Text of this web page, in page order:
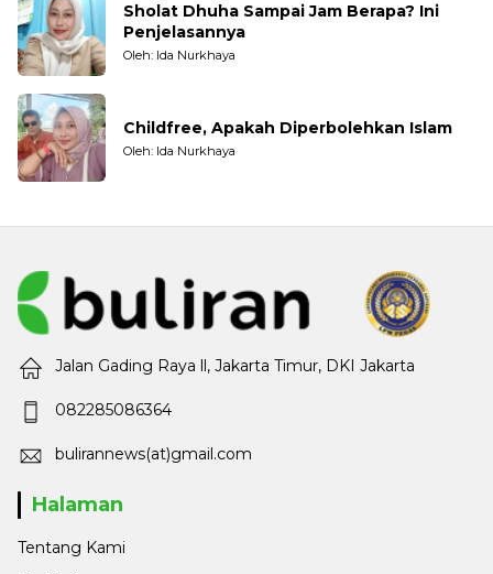
Sholat Dhuha Sampai Jam Berapa? Ini
Penjelasannya
Oleh: Ida Nurkhaya
Childfree, Apakah Diperbolehkan Islam
Oleh: Ida Nurkhaya
Jalan Gading Raya ll, Jakarta Timur, DKI Jakarta
082285086364
bulirannews(at)gmail.com
Halaman
Tentang Kami